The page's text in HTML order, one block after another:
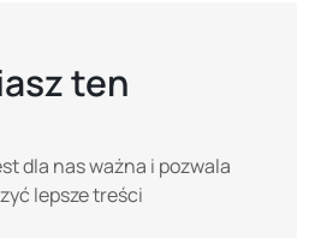
ten
dla nas ważna i pozwala
lepsze treści